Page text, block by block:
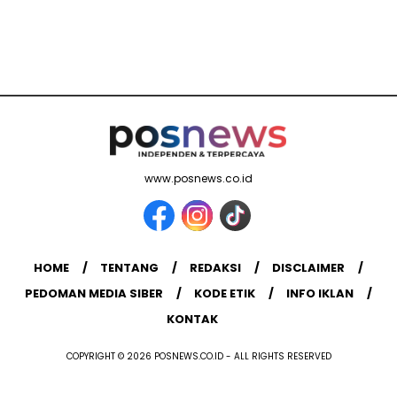
www.posnews.co.id
HOME TENTANG REDAKSI
DISCLAIMER
PEDOMAN MEDIA SIBER
KODE ETIK
INFO IKLAN
KONTAK
COPYRIGHT © 2026 POSNEWS.CO.ID - ALL RIGHTS RESERVED